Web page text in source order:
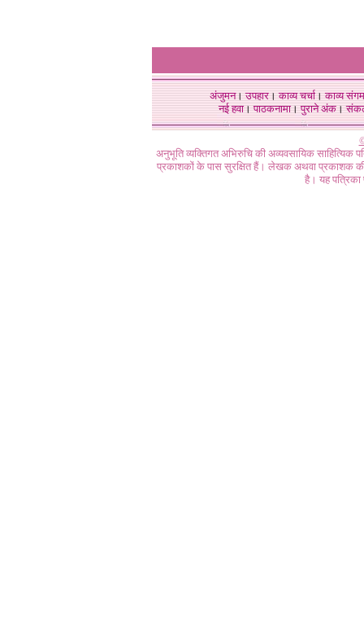
अंजुमन।उपहार।काव्य चर्चा।काव्य संगम
नई हवा। पाठकनामा। पुराने अंक।
अनुभूति व्यक्तिगत अभिरुचि की अव्यवसायिक
प्रकाशकों के पास सुरक्षित हैं। लेखक अथवा प्रकाशक की
है। यह पत्रिका